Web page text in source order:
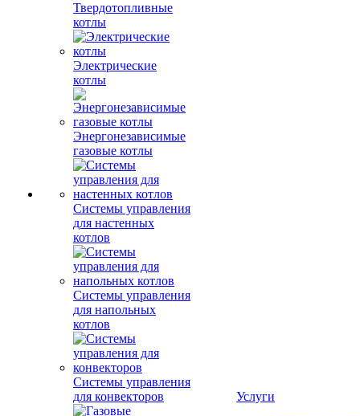
Твердотопливные
котлы
Электрические
котлы
Энергонезависимые
газовые котлы
Системы управления
для настенных
котлов
Системы управления
для напольных
котлов
Системы управления
для конвекторов
Услуги